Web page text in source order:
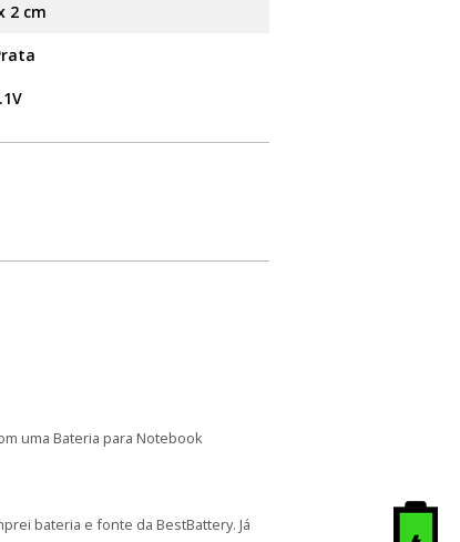
2 cm
uma Bateria para Notebook
bateria e fonte da BestBattery. Já